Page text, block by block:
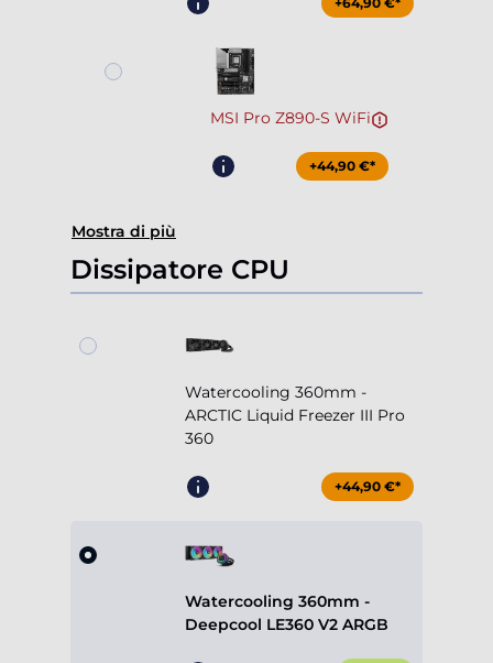
MSI Pro Z890-S WiFi
+44,90 €*
Mostra di più
Dissipatore CPU
Watercooling 360mm -
ARCTIC Liquid Freezer III Pro
360
+44,90 €*
Watercooling 360mm -
Deepcool LE360 V2 ARGB